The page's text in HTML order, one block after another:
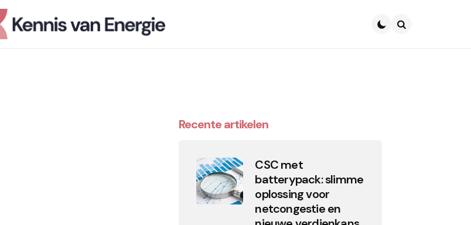
Recente artikelen
CSC met
batterypack: slimme
oplossing voor
netcongestie en